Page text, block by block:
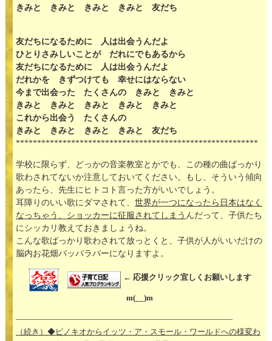
きみと きみと きみと きみと 友だち
友だちになるために 人は出会うんだよ
ひとりさみしいことが だれにでもあるから
友だちになるために 人は出会うんだよ
だれかを きずつけても 幸せにはならない
今まで出会った たくさんの きみと きみと
きみと きみと きみと きみと きみと
これから出会う たくさんの
きみと きみと きみと きみと 友だち
*********************************************************
学校に限らず、どっかの音楽教室とかでも、この種の曲ばっかり
歌わされてないか注意しておいてください。もし、そういう傾向
あったら、先生にヒトコト言った方がいいでしょう。
耳障りのいい歌にダマされて、 世界が一つになったら日本はなく
なっちゃう、ショッカーに征服されてしまう んだって、子供たち
にシッカリ教えておきましょうね。
こんな歌ばっかり歌わされて放っとくと、子供が人がいいだけの
脳内お花畑パッパラパーになりますよ。
← 応援クリック宜しくお願いします
m(__)m
—————————————————————————–
（続き）◆ピノキオからイッツ・ア・スモール・ワールドへの様変わ